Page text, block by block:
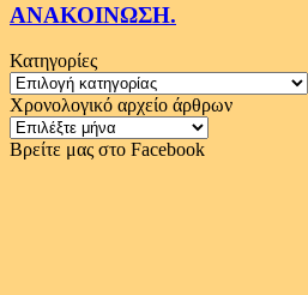
ΑΝΑΚΟΙΝΩΣΗ.
Κατηγορίες
Κατηγορίες
Χρονολογικό αρχείο άρθρων
Χρονολογικό
αρχείο
Βρείτε μας στο Facebook